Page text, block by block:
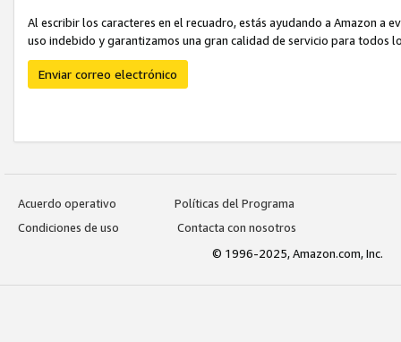
Al escribir los caracteres en el recuadro, estás ayudando a Amazon
uso indebido y garantizamos una gran calidad de servicio para todos
Enviar correo electrónico
Acuerdo operativo
Políticas del Programa
Condiciones de uso
Contacta con nosotros
© 1996-2025, Amazon.com, Inc.